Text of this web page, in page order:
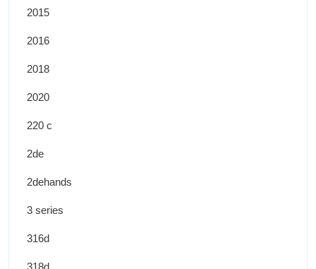
2015
2016
2018
2020
220 c
2de
2dehands
3 series
316d